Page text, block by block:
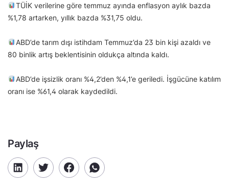
TÜİK verilerine göre temmuz ayında enflasyon aylık bazda
%1,78 artarken, yıllık bazda %31,75 oldu.
ABD’de tarım dışı istihdam Temmuz’da 23 bin kişi azaldı ve
80 binlik artış beklentisinin oldukça altında kaldı.
ABD’de işsizlik oranı %4,2’den %4,1’e geriledi. İşgücüne katılım
oranı ise %61,4 olarak kaydedildi.
Paylaş